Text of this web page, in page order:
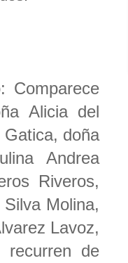
Comparece
Alicia del
doña
Andrea
Riveros,
Molina,
Lavoz,
recurren de